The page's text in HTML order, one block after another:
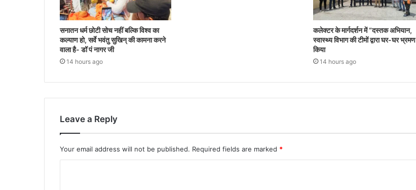
सनातन धर्म छोटी सोच नहीं बल्कि विश्व का
कल्याण हो, सर्वे भवंतु सुखिन् की कामना करने
वाला है- डॉ पं नागर जी
14 hours ago
कलेक्टर के मार्गदर्शन में “दस्तक अभियान,‌
स्वास्थ्य विभाग की टीमों द्वारा घर-घर भ्रमण
किया
14 hours ago
Leave a Reply
Your email address will not be published. Required fields are marked *